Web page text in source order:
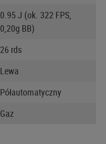
0.95 J (ok. 322 FPS,
0,20g BB)
26 rds
Lewa
Półautomatyczny
Gaz